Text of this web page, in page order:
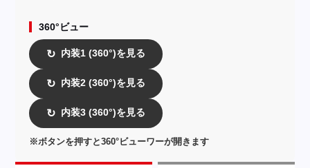
360°ビュー
↻ 内装1 (360°)を見る
↻ 内装2 (360°)を見る
↻ 内装3 (360°)を見る
※ボタンを押すと360°ビューワーが開きます